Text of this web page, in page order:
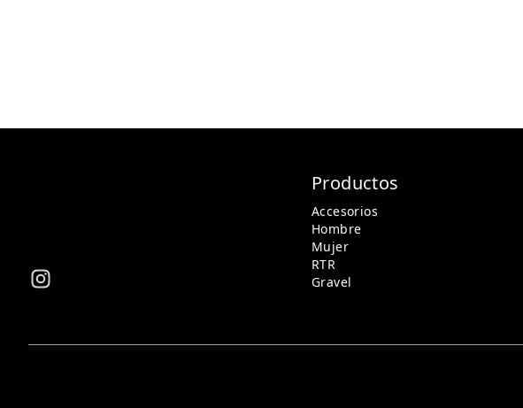
Productos
Accesorios
Hombre
Mujer
RTR
Gravel